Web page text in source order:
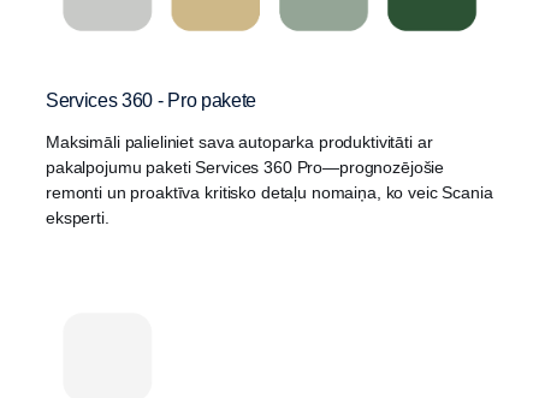
Services 360 - Pro pakete
Maksimāli palieliniet sava autoparka produktivitāti ar
pakalpojumu paketi Services 360 Pro—prognozējošie
remonti un proaktīva kritisko detaļu nomaiņa, ko veic Scania
eksperti.